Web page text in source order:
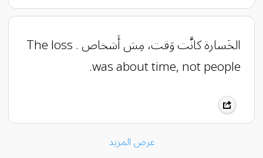
الخَسارة كانَّت وَقت، مِش أَشخاص . The loss
was about time, not people.
عرض المزيد